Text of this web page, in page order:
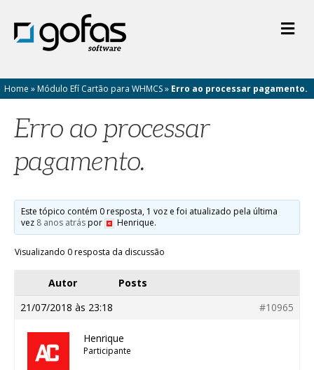
M
e
Home »Módulo Efí Cartão para WHMCS» Erro ao processar pagamento.
Erro ao processar
pagamento.
Este tópico contém 0 resposta, 1 voz e foi atualizado pela última
vez 8 anos atráspor Henrique.
Visualizando 0 resposta da discussão
Autor
Posts
21/07/2018 às 23:18
#10965
Henrique
Participante